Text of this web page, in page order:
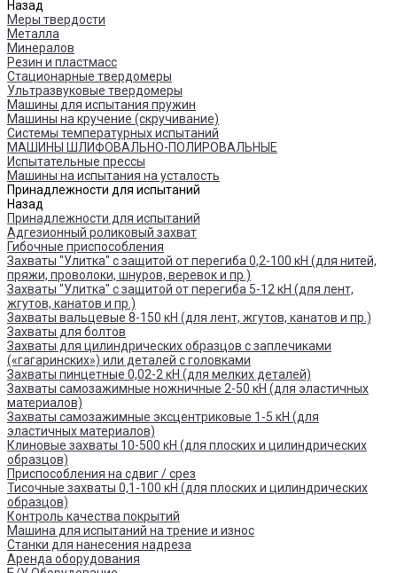
Назад
Меры твердости
Металла
Минералов
Резин и пластмасс
Стационарные твердомеры
Ультразвуковые твердомеры
Машины для испытания пружин
Машины на кручение (скручивание)
Системы температурных испытаний
МАШИНЫ ШЛИФОВАЛЬНО-ПОЛИРОВАЛЬНЫЕ
Испытательные прессы
Машины на испытания на усталость
Принадлежности для испытаний
Назад
Принадлежности для испытаний
Адгезионный роликовый захват
Гибочные приспособления
Захваты "Улитка" с защитой от перегиба 0,2-100 кН (для нитей,
пряжи, проволоки, шнуров, веревок и пр.)
Захваты "Улитка" с защитой от перегиба 5-12 кН (для лент,
жгутов, канатов и пр.)
Захваты вальцевые 8-150 кН (для лент, жгутов, канатов и пр.)
Захваты для болтов
Захваты для цилиндрических образцов с заплечиками
(«гагаринских») или деталей с головками
Захваты пинцетные 0,02-2 кН (для мелких деталей)
Захваты самозажимные ножничные 2-50 кН (для эластичных
материалов)
Захваты самозажимные эксцентриковые 1-5 кН (для
эластичных материалов)
Клиновые захваты 10-500 кН (для плоских и цилиндрических
образцов)
Приспособления на сдвиг / срез
Тисочные захваты 0,1-100 кН (для плоских и цилиндрических
образцов)
Контроль качества покрытий
Машина для испытаний на трение и износ
Cтанки для нанесения надреза
Аренда оборудования